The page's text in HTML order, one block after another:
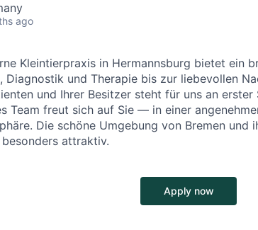
ago
Kleintierpraxis in Hermannsburg bietet ein
Diagnostik und Therapie bis zur liebevollen
und Ihrer Besitzer steht für uns an erster
Team freut sich auf Sie — in einer
Die schöne Umgebung von Bremen und
attraktiv.
Apply now